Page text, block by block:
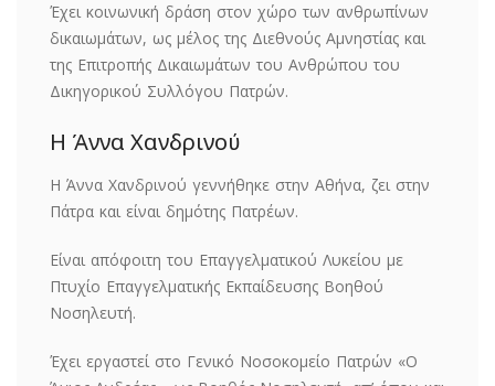
Έχει κοινωνική δράση στον χώρο των ανθρωπίνων
δικαιωμάτων, ως μέλος της Διεθνούς Αμνηστίας και
της Επιτροπής Δικαιωμάτων του Ανθρώπου του
Δικηγορικού Συλλόγου Πατρών.
Η Άννα Χανδρινού
Η Άννα Χανδρινού γεννήθηκε στην Αθήνα, ζει στην
Πάτρα και είναι δημότης Πατρέων.
Είναι απόφοιτη του Επαγγελματικού Λυκείου με
Πτυχίο Επαγγελματικής Εκπαίδευσης Βοηθού
Νοσηλευτή.
Έχει εργαστεί στο Γενικό Νοσοκομείο Πατρών «Ο